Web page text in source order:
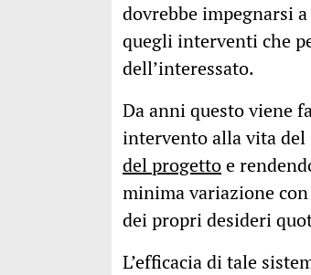
dovrebbe impegnarsi
quegli interventi che
dell’interessato.
Da anni questo viene
intervento alla vita
del progettoe
minima variazione
dei propri desideri
L’efficacia di tale